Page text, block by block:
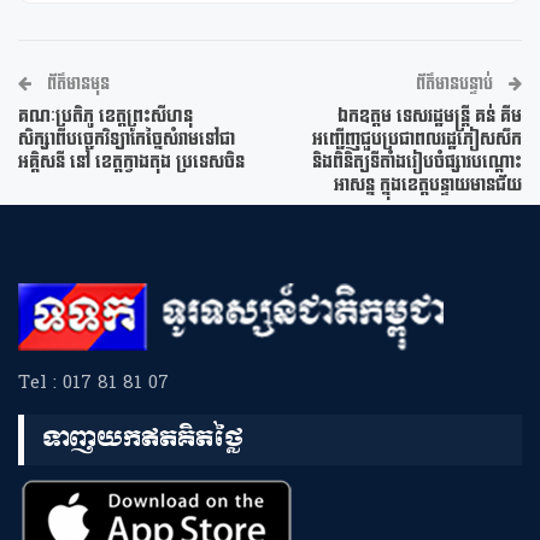
ព័ត៌មានមុន
គណៈប្រតិភូ ខេត្តព្រះសីហនុ
សិក្សាពីបច្ចេកវិទ្យាកែច្នៃសំរាមទៅជា
អគ្គិសនី នៅ ខេត្តក្វាងតុង ប្រទេសចិន
ព័ត៌មានបន្ទាប់
ឯកឧត្តម ទេសរដ្ឋមន្ត្រី គន់ គីម
អញ្ជើញជួបប្រជាពលរដ្ឋភៀសសឹក
និងពិនិត្យទីតាំងរៀបចំផ្សារបណ្តោះ
អាសន្ន ក្នុងខេត្តបន្ទាយមានជ័យ
Tel : 017 81 81 07
ទាញយកឥតគិតថ្លៃ